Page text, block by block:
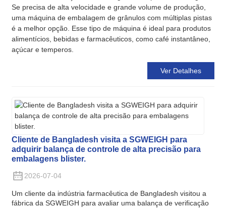
Se precisa de alta velocidade e grande volume de produção,
uma máquina de embalagem de grânulos com múltiplas pistas
é a melhor opção. Esse tipo de máquina é ideal para produtos
alimentícios, bebidas e farmacêuticos, como café instantâneo,
açúcar e temperos.
Ver Detalhes
Cliente de Bangladesh visita a SGWEIGH para
adquirir balança de controle de alta precisão para
embalagens blister.
2026-07-04
Um cliente da indústria farmacêutica de Bangladesh visitou a
fábrica da SGWEIGH para avaliar uma balança de verificação